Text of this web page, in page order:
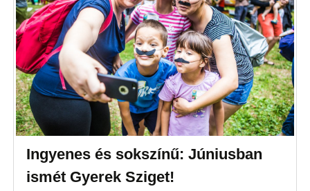
Ingyenes és sokszínű: Júniusban
ismét Gyerek Sziget!